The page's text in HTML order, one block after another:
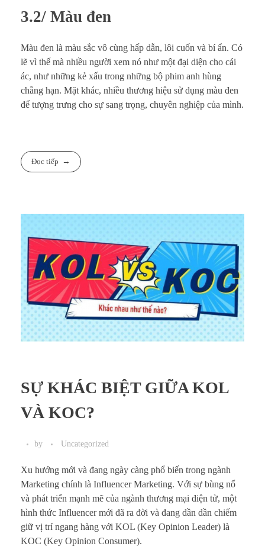
3.2/ Màu đen
Màu đen là màu sắc vô cùng hấp dẫn, lôi cuốn và bí ẩn. Có
lẽ vì thế mà nhiều người xem nó như một đại diện cho cái
ác, như những kẻ xấu trong những bộ phim anh hùng
chẳng hạn. Mặt khác, nhiều thương hiệu sử dụng màu đen
để tượng trưng cho sự sang trọng, chuyên nghiệp của mình.
Đọc tiếp
SỰ KHÁC BIỆT GIỮA KOL
VÀ KOC?
by Uncategorized
Xu hướng mới và đang ngày càng phổ biến trong ngành
Marketing chính là Influencer Marketing. Với sự bùng nổ
và phát triển mạnh mẽ của ngành thương mại điện tử, một
hình thức Influencer mới đã ra đời và đang dần dần chiếm
giữ vị trí ngang hàng với KOL (Key Opinion Leader) là
KOC (Key Opinion Consumer).